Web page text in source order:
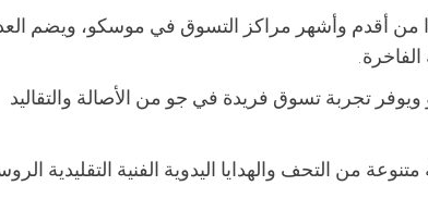
من أقدم وأشهر مراكز التسوق في موسكو، ويضم
تجربة تسوق فريدة في جو من الأصالة والتقاليد
من التحف والهدايا اليدوية الفنية التقليدية